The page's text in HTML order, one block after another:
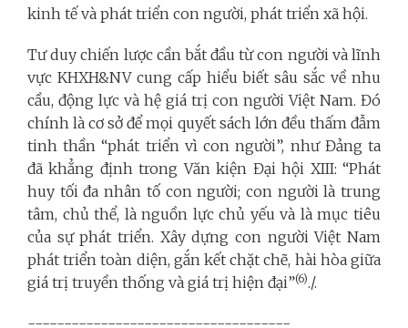
kinh tế và phát triển con người, phát triển xã hội.
Tư duy chiến lược cần bắt đầu từ con người và lĩnh
vực KHXH&NV cung cấp hiểu biết sâu sắc về nhu
cầu, động lực và hệ giá trị con người Việt Nam. Đó
chính là cơ sở để mọi quyết sách lớn đều thấm đẫm
tinh thần “phát triển vì con người”, như Đảng ta
đã khẳng định trong Văn kiện Đại hội XIII: “Phát
huy tối đa nhân tố con người; con người là trung
tâm, chủ thể, là nguồn lực chủ yếu và là mục tiêu
của sự phát triển. Xây dựng con người Việt Nam
phát triển toàn diện, gắn kết chặt chẽ, hài hòa giữa
giá trị truyền thống và giá trị hiện đại”(6)./.
------------------------------------